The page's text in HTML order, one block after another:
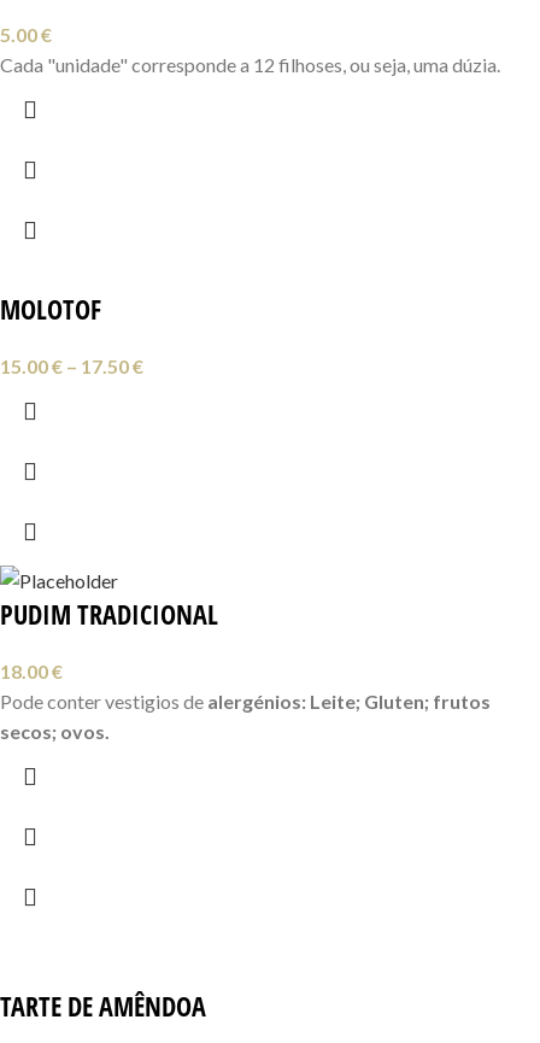
5.00€
Cada "unidade" corresponde a 12 filhoses, ou seja, uma dúzia.
MOLOTOF
15.00€ – 17.50€
PUDIM TRADICIONAL
18.00€
Pode conter vestigios de alergénios: Leite; Gluten; frutos
secos; ovos.
TARTE DE AMÊNDOA